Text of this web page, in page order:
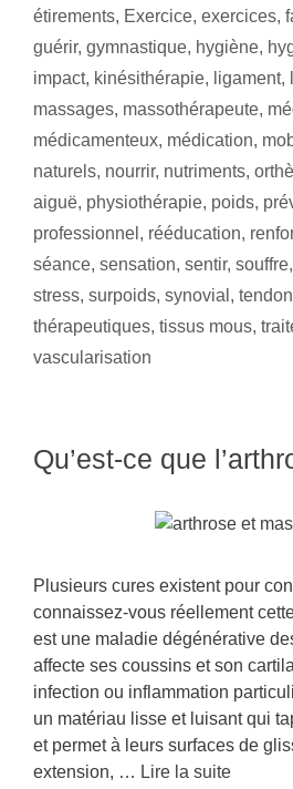
étirements, Exercice, exercices,
guérir, gymnastique, hygiène,
impact, kinésithérapie, ligament,
massages, massothérapeute,
médicamenteux, médication,
naturels, nourrir, nutriments,
aiguë, physiothérapie, poids,
professionnel , rééducation,
séance, sensation, sentir, souffre,
stress, surpoids, synovial , tendon
thérapeutiques, tissus mous,
vascularisation
Qu’est-ce que
Plusieurs cures existent pour
connaissez-vous réellement
est une maladie dégénérative
affecte ses coussins et son
infection ou inflammation
un matériau lisse et luisant qui
et permet à leurs surfaces de
extension, … Lire la suite